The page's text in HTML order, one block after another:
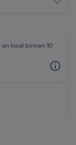
haal binnen 10